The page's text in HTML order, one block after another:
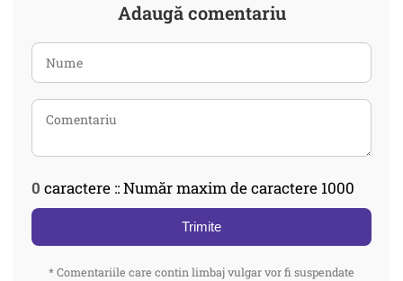
Adaugă comentariu
0 caractere :: Număr maxim de caractere 1000
Trimite
* Comentariile care contin limbaj vulgar vor fi suspendate